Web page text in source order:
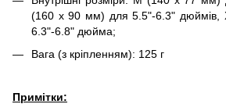
(160 х 90 мм) для 5.5"-6.3" дюймів,
6.3"-6.8" дюйма;
Вага (з кріпленням): 125 г
Примітки: